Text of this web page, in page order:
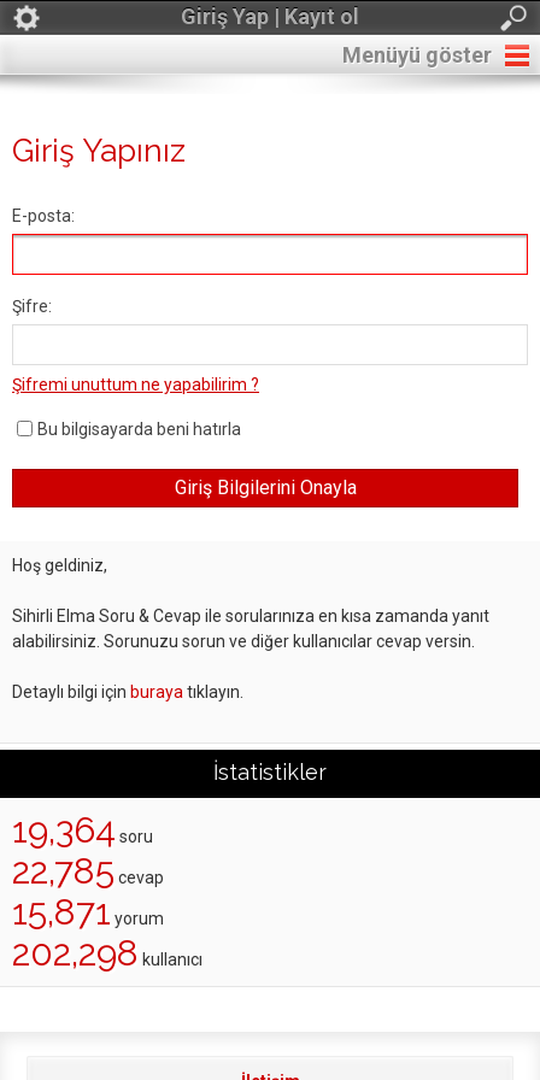
Giriş Yap | Kayıt ol
Menüyü göster
Giriş Yapınız
E-posta:
Şifre:
Şifremi unuttum ne yapabilirim ?
Bu bilgisayarda beni hatırla
Hoş geldiniz,
Sihirli Elma Soru & Cevap ile sorularınıza en kısa zamanda yanıt
alabilirsiniz. Sorunuzu sorun ve diğer kullanıcılar cevap versin.
Detaylı bilgi için buraya tıklayın.
İstatistikler
19,364 soru
22,785 cevap
15,871 yorum
202,298 kullanıcı